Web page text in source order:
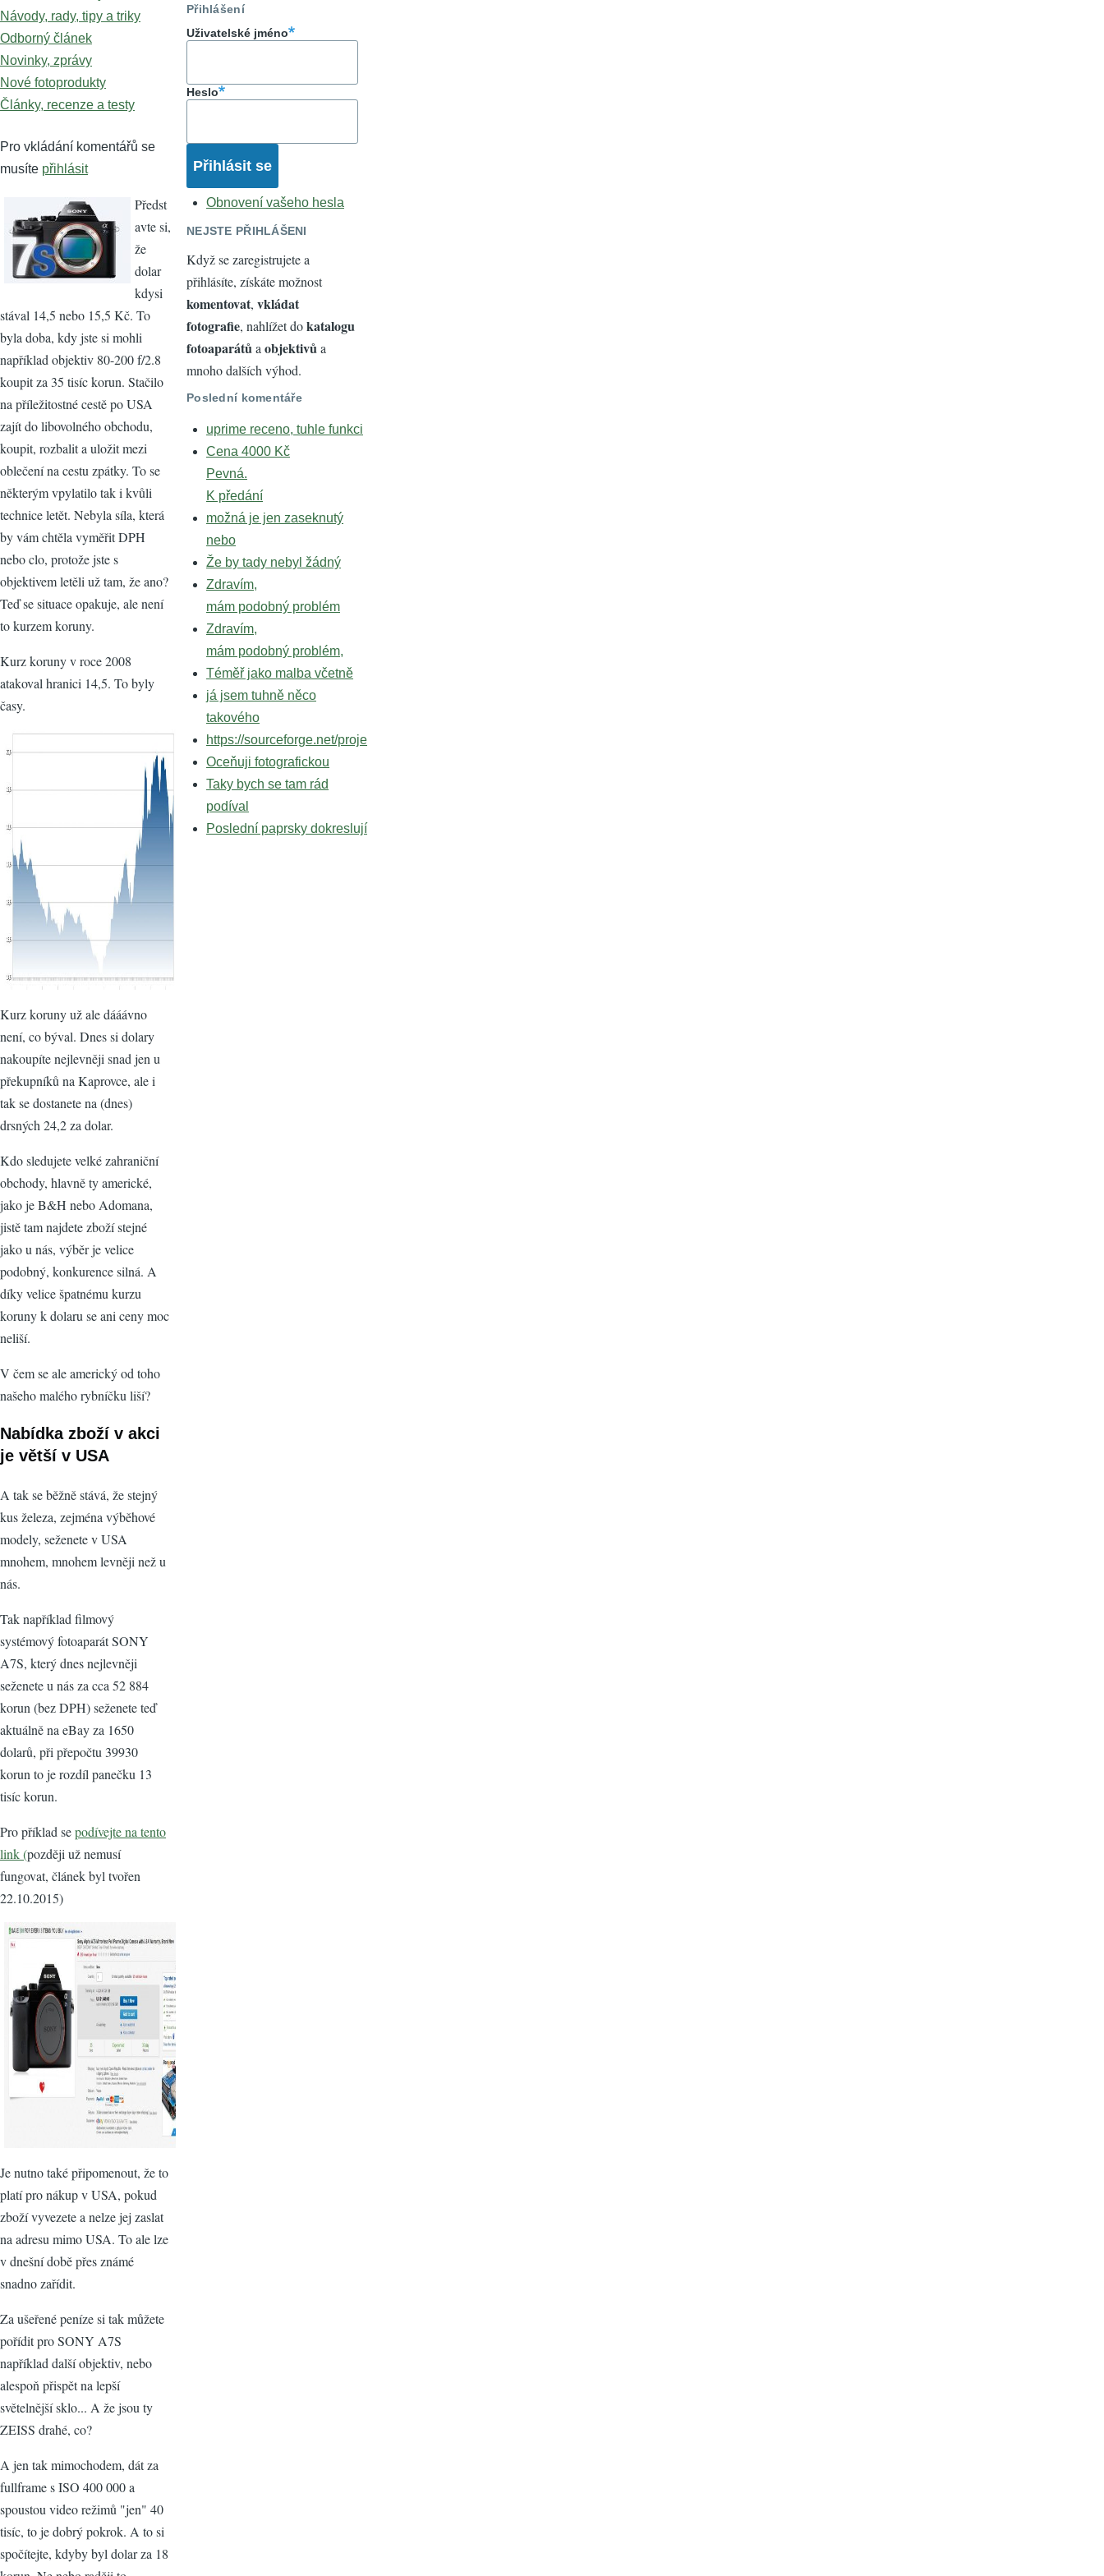
Návody, rady, tipy a triky
Odborný článek
Novinky, zprávy
Nové fotoprodukty
Články, recenze a testy
Pro vkládání komentářů se
musíte přihlásit
Předst
avte si,
že
dolar
kdysi
stával 14,5 nebo 15,5 Kč. To
byla doba, kdy jste si mohli
například objektiv 80-200 f/2.8
koupit za 35 tisíc korun. Stačilo
na příležitostné cestě po USA
zajít do libovolného obchodu,
koupit, rozbalit a uložit mezi
oblečení na cestu zpátky. To se
některým vpylatilo tak i kvůli
technice letět. Nebyla síla, která
by vám chtěla vyměřit DPH
nebo clo, protože jste s
objektivem letěli už tam, že ano?
Teď se situace opakuje, ale není
to kurzem koruny.
Kurz koruny v roce 2008
atakoval hranici 14,5. To byly
časy.
Kurz koruny už ale dááávno
není, co býval. Dnes si dolary
nakoupíte nejlevněji snad jen u
překupníků na Kaprovce, ale i
tak se dostanete na (dnes)
drsných 24,2 za dolar.
Kdo sledujete velké zahraniční
obchody, hlavně ty americké,
jako je B&H nebo Adomana,
jistě tam najdete zboží stejné
jako u nás, výběr je velice
podobný, konkurence silná. A
díky velice špatnému kurzu
koruny k dolaru se ani ceny moc
neliší.
V čem se ale americký od toho
našeho malého rybníčku liší?
Nabídka zboží v akci
je větší v USA
A tak se běžně stává, že stejný
kus železa, zejména výběhové
modely, seženete v USA
mnohem, mnohem levněji než u
nás.
Tak například filmový
systémový fotoaparát SONY
A7S, který dnes nejlevněji
seženete u nás za cca 52 884
korun (bez DPH) seženete teď
aktuálně na eBay za 1650
dolarů, při přepočtu 39930
korun to je rozdíl panečku 13
tisíc korun.
Pro příklad sepodívejte na tento
link (později už nemusí
fungovat, článek byl tvořen
22.10.2015)
Je nutno také připomenout, že to
platí pro nákup v USA, pokud
zboží vyvezete a nelze jej zaslat
na adresu mimo USA. To ale lze
v dnešní době přes známé
snadno zařídit.
Za ušeřené peníze si tak můžete
pořídit pro SONY A7S
například další objektiv, nebo
alespoň přispět na lepší
světelnější sklo... A že jsou ty
ZEISS drahé, co?
A jen tak mimochodem, dát za
fullframe s ISO 400 000 a
spoustou video režimů "jen" 40
tisíc, to je dobrý pokrok. A to si
spočítejte, kdyby byl dolar za 18
Přihlášení
Uživatelské jméno
Heslo
Obnovení vašeho hesla
NEJSTE PŘIHLÁŠENI
Když se zaregistrujete a
přihlásíte, získáte možnost
komentovat, vkládat
fotografie, nahlížet dokatalogu
fotoaparátůa objektivůa
mnoho dalších výhod.
Poslední komentáře
uprime receno, tuhle funkci
Cena 4000 Kč
Pevná.
K předání
možná je jen zaseknutý
nebo
Že by tady nebyl žádný
Zdravím,
mám podobný problém
Zdravím,
mám podobný problém,
Téměř jako malba včetně
já jsem tuhně něco
takového
https://sourceforge.net/proje
Oceňuji fotografickou
Taky bych se tam rád
podíval
Poslední paprsky dokreslují